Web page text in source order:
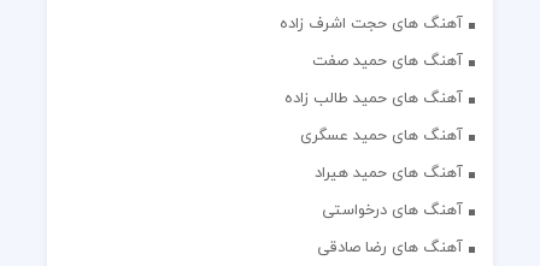
آهنگ های حجت اشرف زاده
آهنگ های حمید صفت
آهنگ های حمید طالب زاده
آهنگ های حمید عسگری
آهنگ های حمید هیراد
آهنگ های درخواستی
آهنگ های رضا صادقی